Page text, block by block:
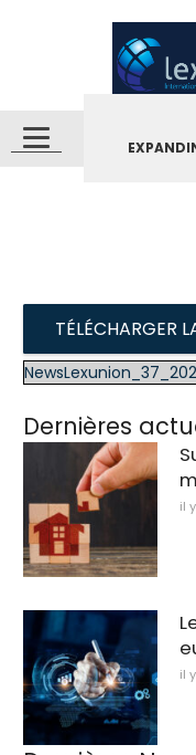
TÉLÉCHARGER
Dernières
il
il